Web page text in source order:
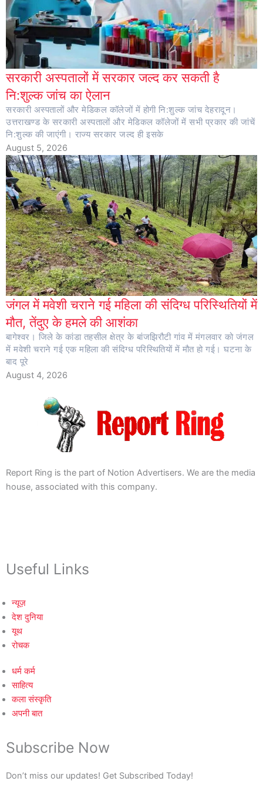
सरकारी अस्पतालों में सरकार जल्द कर सकती है
नि:शुल्क जांच का ऐलान
सरकारी अस्पतालों और मेडिकल कॉलेजों में होगी नि:शुल्क जांच देहरादून।
उत्तराखण्ड के सरकारी अस्पतालों और मेडिकल कॉलेजों में सभी प्रकार की जांचें
नि:शुल्क की जाएंगी। राज्य सरकार जल्द ही इसके
August 5, 2026
जंगल में मवेशी चराने गई महिला की संदिग्ध परिस्थितियों में
मौत, तेंदुए के हमले की आशंका
बागेश्वर। जिले के कांडा तहसील क्षेत्र के बांजझिरौटी गांव में मंगलवार को जंगल
में मवेशी चराने गई एक महिला की संदिग्ध परिस्थितियों में मौत हो गई। घटना के
बाद पूरे
August 4, 2026
Report Ring is the part of Notion Advertisers. We are the media
house, associated with this company.
Useful Links
न्यूज़
देश दुनिया
यूथ
रोचक
धर्म कर्म
साहित्य
कला संस्कृति
अपनी बात
Subscribe Now
Don’t miss our updates! Get Subscribed Today!